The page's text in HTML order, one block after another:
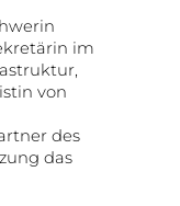
im
von
des
das